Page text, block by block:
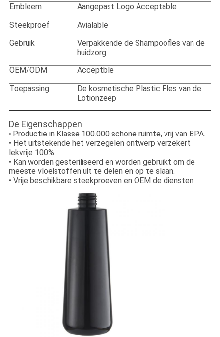
Embleem
Aangepast Logo Acceptable
Steekproef
Avialable
Gebruik
Verpakkende de Shampoofles van de
huidzorg
OEM/ODM
Acceptble
Toepassing
De kosmetische Plastic Fles van de
Lotionzeep
De Eigenschappen
• Productie in Klasse 100.000 schone ruimte, vrij van BPA.
• Het uitstekende het verzegelen ontwerp verzekert
lekvrije 100%.
• Kan worden gesteriliseerd en worden gebruikt om de
meeste vloeistoffen uit te delen en op te slaan.
• Vrije beschikbare steekproeven en OEM de diensten